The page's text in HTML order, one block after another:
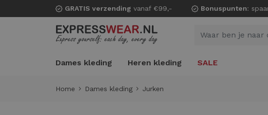
GRATIS verzending vanaf €99,- Bonuspunten:
Dames kleding Heren kleding SALE
Home Dames kleding Jurken